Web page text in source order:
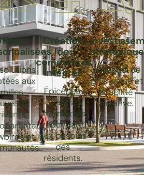
aux
et
Création
de
commerces
intégrés
Épiceries,
cafés,
pharmacies,
répondant
aux besoins
des
résidents.
stratégique
Potentiel de
plus-value et
stabilité
locative.